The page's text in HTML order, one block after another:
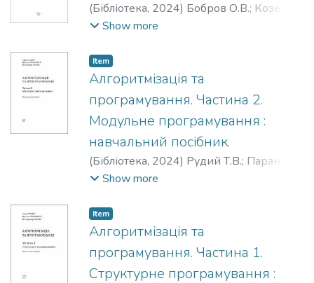
(Бібліотека, 2024) Бобров О.В.; Козечко
В.А.;Ципленков Д.В.
Show more
Item
Алгоритмізація та
програмування. Частина 2.
Модульне програмування :
навчальний посібник.
(Бібліотека, 2024) Рудий Т.В.; Паранчук
Я.С.;Сеник В.В.
Show more
Item
Алгоритмізація та
програмування. Частина 1.
Структурне програмування :